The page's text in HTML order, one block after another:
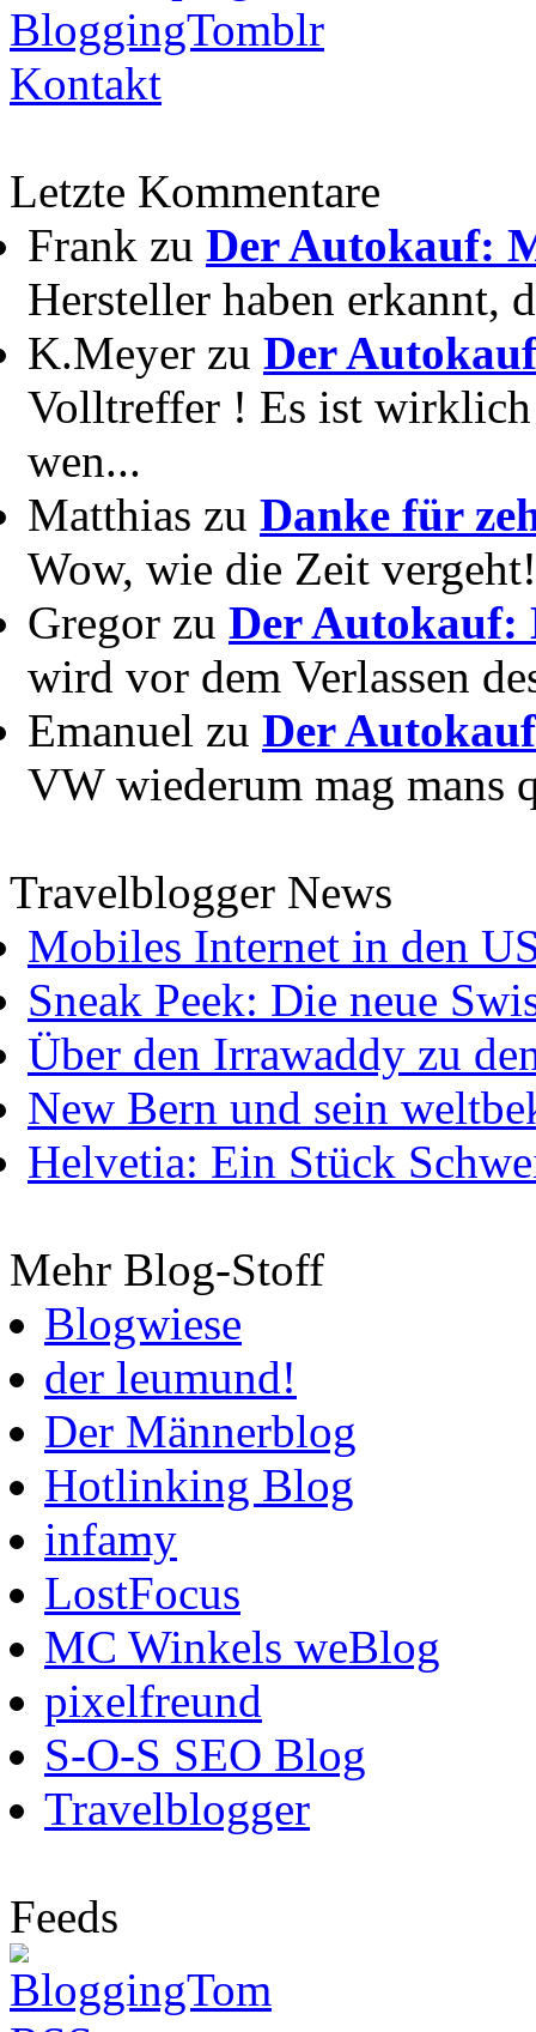
BloggingTomblr
Kontakt
Letzte Kommentare
Frank zu Der Autokauf:
Hersteller haben erkannt,
K.Meyer zu Der
Volltreffer ! Es ist wirklich
wen...
Matthias zu Danke für
Wow, wie die Zeit
Gregor zu Der Autokauf:
wird vor dem Verlassen
Emanuel zu Der
VW wiederum mag mans
Travelblogger News
Mobiles Internet in den
Sneak Peek: Die neue
Über den Irrawaddy zu
New Bern und sein
Helvetia: Ein Stück
Mehr Blog-Stoff
Blogwiese
der leumund!
Der Männerblog
Hotlinking Blog
infamy
LostFocus
MC Winkels weBlog
pixelfreund
S-O-S SEO Blog
Travelblogger
Feeds